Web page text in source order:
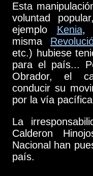
Esta
voluntad
ejemplo Kenia,
misma
etc.) hubiese
para el país...
Obrador, el
conducir su
por la vía
La
Calderon
Nacional han
país.